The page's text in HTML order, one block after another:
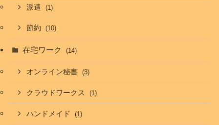
派遣 (1)
節約 (10)
在宅ワーク (14)
オンライン秘書 (3)
クラウドワークス (1)
ハンドメイド (1)